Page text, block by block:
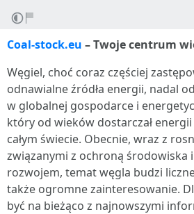
Coal-stock.eu – Twoje centrum
Węgiel, choć coraz częściej
odnawialne źródła energii, nadal
w globalnej gospodarce i
który od wieków dostarczał
całym świecie. Obecnie, wraz z
związanymi z ochroną środowiska
rozwojem, temat węgla budzi
także ogromne zainteresowanie.
być na bieżąco z najnowszymi